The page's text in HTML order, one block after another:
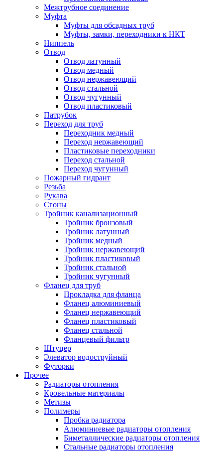
Межтрубное соединение
Муфта
Муфты для обсадных труб
Муфты, замки, переходники к НКТ
Ниппель
Отвод
Отвод латунный
Отвод медный
Отвод нержавеющий
Отвод стальной
Отвод чугунный
Отвод пластиковый
Патрубок
Переход для труб
Переходник медный
Переход нержавеющий
Пластиковые переходники
Переход стальной
Переход чугунный
Пожарный гидрант
Резьба
Рукава
Сгоны
Тройник канализационный
Тройник бронзовый
Тройник латунный
Тройник медный
Тройник нержавеющий
Тройник пластиковый
Тройник стальной
Тройник чугунный
Фланец для труб
Прокладка для фланца
Фланец алюминиевый
Фланец нержавеющий
Фланец пластиковый
Фланец стальной
Фланцевый фильтр
Штуцер
Элеватор водоструйный
Футорки
Прочее
Радиаторы отопления
Кровельные материалы
Метизы
Полимеры
Пробка радиатора
Алюминиевые радиаторы отопления
Биметаллические радиаторы отопления
Стальные радиаторы отопления